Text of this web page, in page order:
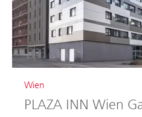
Wien
PLAZA INN Wien